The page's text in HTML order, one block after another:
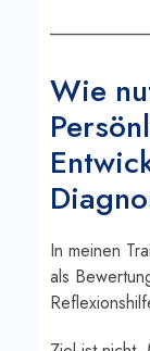
Wie
In meinen
als